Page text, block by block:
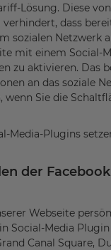
Lösung. Diese
dass
sozialen Netzwerk
mit einem Social-
zu aktivieren. Das
an das soziale
Sie die
Media-Plugins
der
Webseite
Social-Media
Canal Square,